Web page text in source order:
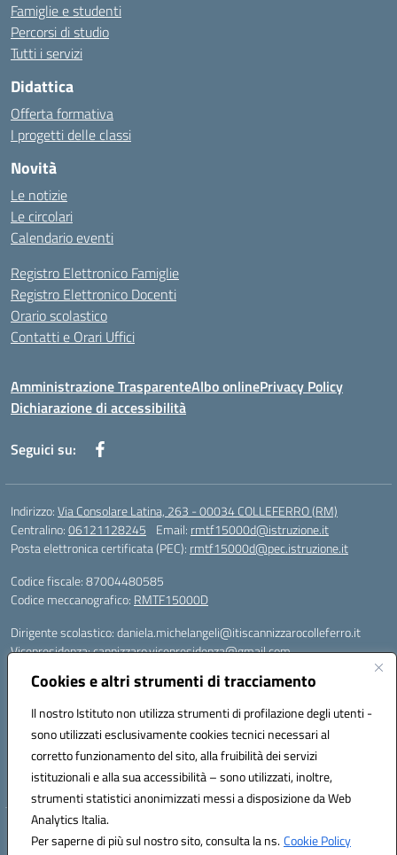
Cookies e altri strumenti di tracciamento
Il nostro Istituto non utilizza strumenti di profilazione degli utenti -
sono utilizzati esclusivamente cookies tecnici necessari al
corretto funzionamento del sito, alla fruibilità dei servizi
istituzionali e alla sua accessibilità – sono utilizzati, inoltre,
strumenti statistici anonimizzati messi a disposizione da Web
Analytics Italia.
Per saperne di più sul nostro sito, consulta la ns.Cookie Policy
Famiglie e studenti
Percorsi di studio
Tutti i servizi
Didattica
Offerta formativa
I progetti delle classi
Novità
Le notizie
Le circolari
Calendario eventi
Registro Elettronico Famiglie
Registro Elettronico Docenti
Orario scolastico
Contatti e Orari Uffici
Amministrazione TrasparenteAlbo onlinePrivacy Policy
Dichiarazione di accessibilità
Seguici su:
Indirizzo:Via Consolare Latina, 263 - 00034 COLLEFERRO (RM)
Centralino:06121128245 Email: rmtf15000d@istruzione.it
Posta elettronica certificata (PEC): rmtf15000d@pec.istruzione.it
Codice fiscale: 87004480585
Codice meccanografico: RMTF15000D
Dirigente scolastico: daniela.michelangeli@itiscannizzarocolleferro.it
Vicepresidenza: cannizzaro.vicepresidenza@gmail.com
Supporto piattaforme DDI (creazione account e rigenerazione credenziali)
supporto_gsuite@itiscannizzarocolleferro.it
Microsoft Office 365 (Teams):
supporto_office365@cannizzaro.onmicrosoft.com
Hosting & Powered by 3D Solution S.r.l.